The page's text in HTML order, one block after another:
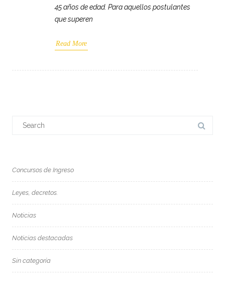
45 años de edad. Para aquellos postulantes
que superen
Read More
Concursos de Ingreso
Leyes, decretos.
Noticias
Noticias destacadas
Sin categoría